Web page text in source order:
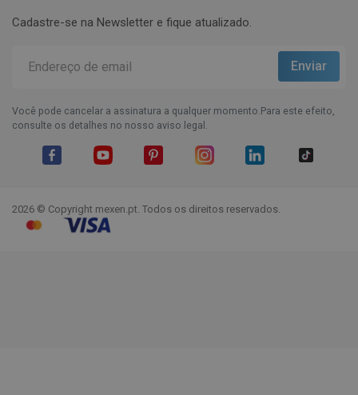
Cadastre-se na Newsletter e fique atualizado.
Você pode cancelar a assinatura a qualquer momento.Para este efeito,
consulte os detalhes no nosso aviso legal.
2026 © Copyright mexen.pt. Todos os direitos reservados.